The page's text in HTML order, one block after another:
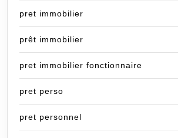
pret immobilier
prêt immobilier
pret immobilier fonctionnaire
pret perso
pret personnel